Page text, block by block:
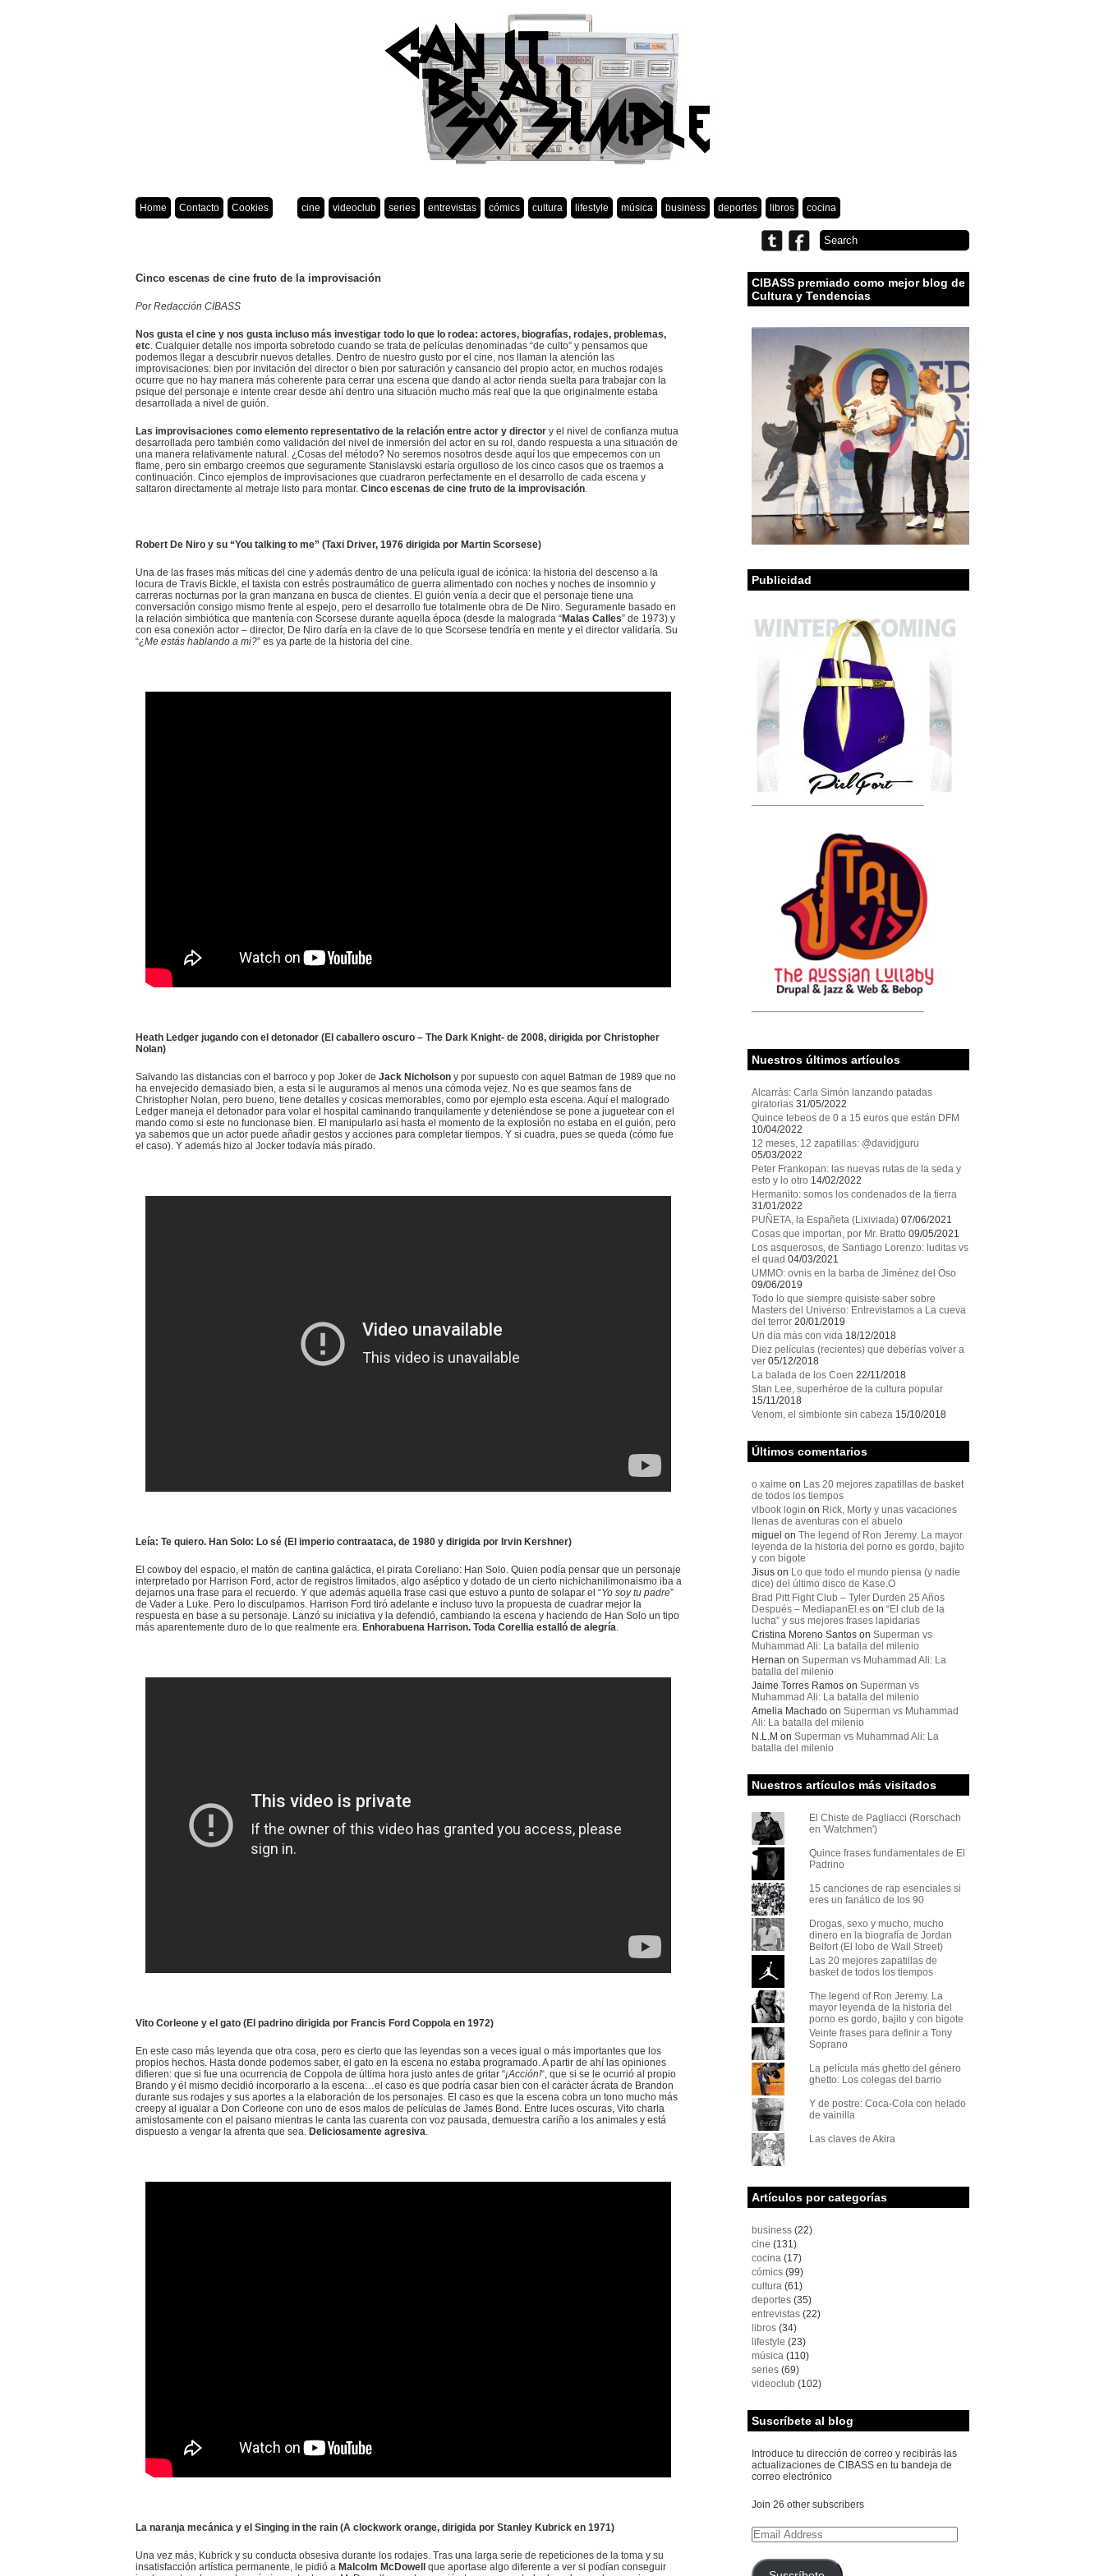
Home Contacto Cookies cine videoclub series entrevistas cómics cultura lifestyle música business deportes libros cocina
Cinco escenas de cine fruto de la improvisación
Por Redacción CIBASS
Nos gusta el cine y nos gusta incluso más investigar todo lo que lo rodea: actores, biografías, rodajes, problemas,
etc. Cualquier detalle nos importa sobretodo cuando se trata de películas denominadas “de culto” y pensamos que
podemos llegar a descubrir nuevos detalles. Dentro de nuestro gusto por el cine, nos llaman la atención las
improvisaciones: bien por invitación del director o bien por saturación y cansancio del propio actor, en muchos rodajes
ocurre que no hay manera más coherente para cerrar una escena que dando al actor rienda suelta para trabajar con la
psique del personaje e intente crear desde ahí dentro una situación mucho más real que la que originalmente estaba
desarrollada a nivel de guión.
Las improvisaciones como elemento representativo de la relación entre actor y directory el nivel de confianza mutua
desarrollada pero también como validación del nivel de inmersión del actor en su rol, dando respuesta a una situación de
una manera relativamente natural. ¿Cosas del método? No seremos nosotros desde aquí los que empecemos con un
flame, pero sin embargo creemos que seguramente Stanislavski estaría orgulloso de los cinco casos que os traemos a
continuación. Cinco ejemplos de improvisaciones que cuadraron perfectamente en el desarrollo de cada escena y
saltaron directamente al metraje listo para montar. Cinco escenas de cine fruto de la improvisación.
Robert De Niro y su “You talking to me” (Taxi Driver, 1976 dirigida por Martin Scorsese)
Una de las frases más míticas del cine y además dentro de una película igual de icónica: la historia del descenso a la
locura de Travis Bickle, el taxista con estrés postraumático de guerra alimentado con noches y noches de insomnio y
carreras nocturnas por la gran manzana en busca de clientes. El guión venía a decir que el personaje tiene una
conversación consigo mismo frente al espejo, pero el desarrollo fue totalmente obra de De Niro. Seguramente basado en
la relación simbiótica que mantenía con Scorsese durante aquella época (desde la malograda “Malas Calles” de 1973) y
con esa conexión actor – director, De Niro daría en la clave de lo que Scorsese tendría en mente y el director validaría. Su
“¿Me estás hablando a mi?” es ya parte de la historia del cine.
Heath Ledger jugando con el detonador (El caballero oscuro – The Dark Knight- de 2008, dirigida por Christopher
Nolan)
Salvando las distancias con el barroco y pop Joker de Jack Nicholsony por supuesto con aquel Batman de 1989 que no
ha envejecido demasiado bien, a esta si le auguramos al menos una cómoda vejez. No es que seamos fans de
Christopher Nolan, pero bueno, tiene detalles y cosicas memorables, como por ejemplo esta escena. Aquí el malogrado
Ledger maneja el detonador para volar el hospital caminando tranquilamente y deteniéndose se pone a juguetear con el
mando como si este no funcionase bien. El manipularlo así hasta el momento de la explosión no estaba en el guión, pero
ya sabemos que un actor puede añadir gestos y acciones para completar tiempos. Y si cuadra, pues se queda (cómo fue
el caso). Y además hizo al Jocker todavía más pirado.
Leía: Te quiero. Han Solo: Lo sé (El imperio contraataca, de 1980 y dirigida por Irvin Kershner)
El cowboy del espacio, el matón de cantina galáctica, el pirata Coreliano: Han Solo. Quien podía pensar que un personaje
interpretado por Harrison Ford, actor de registros limitados, algo aséptico y dotado de un cierto nichichanilimonaismo iba a
dejarnos una frase para el recuerdo. Y que además aquella frase casi que estuvo a punto de solapar el “Yo soy tu padre”
de Vader a Luke. Pero lo disculpamos. Harrison Ford tiró adelante e incluso tuvo la propuesta de cuadrar mejor la
respuesta en base a su personaje. Lanzó su iniciativa y la defendió, cambiando la escena y haciendo de Han Solo un tipo
más aparentemente duro de lo que realmente era. Enhorabuena Harrison. Toda Corellia estalló de alegría.
Vito Corleone y el gato (El padrino dirigida por Francis Ford Coppola en 1972)
En este caso más leyenda que otra cosa, pero es cierto que las leyendas son a veces igual o más importantes que los
propios hechos. Hasta donde podemos saber, el gato en la escena no estaba programado. A partir de ahí las opiniones
difieren: que si fue una ocurrencia de Coppola de última hora justo antes de gritar “¡Acción!“, que si se le ocurrió al propio
Brando y él mismo decidió incorporarlo a la escena…el caso es que podría casar bien con el carácter ácrata de Brandon
durante sus rodajes y sus aportes a la elaboración de los personajes. El caso es que la escena cobra un tono mucho más
creepy al igualar a Don Corleone con uno de esos malos de películas de James Bond. Entre luces oscuras, Vito charla
amistosamente con el paisano mientras le canta las cuarenta con voz pausada, demuestra cariño a los animales y está
dispuesto a vengar la afrenta que sea. Deliciosamente agresiva.
La naranja mecánica y el Singing in the rain (A clockwork orange, dirigida por Stanley Kubrick en 1971)
Una vez más, Kubrick y su conducta obsesiva durante los rodajes. Tras una larga serie de repeticiones de la toma y su
insatisfacción artística permanente, le pidió a Malcolm McDowell
que aportase algo diferente a ver si podían conseguir
CIBASS premiado como mejor blog de
Cultura y Tendencias
Publicidad
Nuestros últimos artículos
Alcarràs: Carla Simón lanzando patadas
giratorias 31/05/2022
Quince tebeos de 0 a 15 euros que están DFM
10/04/2022
12 meses, 12 zapatillas: @davidjguru
05/03/2022
Peter Frankopan: las nuevas rutas de la seda y
esto y lo otro 14/02/2022
Hermanito: somos los condenados de la tierra
31/01/2022
PUÑETA, la Españeta (Lixiviada) 07/06/2021
Cosas que importan, por Mr. Bratto 09/05/2021
Los asquerosos, de Santiago Lorenzo: luditas vs
el quad 04/03/2021
UMMO: ovnis en la barba de Jiménez del Oso
09/06/2019
Todo lo que siempre quisiste saber sobre
Masters del Universo: Entrevistamos a La cueva
del terror 20/01/2019
Un día más con vida 18/12/2018
Diez películas (recientes) que deberías volver a
ver 05/12/2018
La balada de los Coen 22/11/2018
Stan Lee, superhéroe de la cultura popular
15/11/2018
Venom, el simbionte sin cabeza 15/10/2018
Últimos comentarios
o xaime on Las 20 mejores zapatillas de basket
de todos los tiempos
vlbook login on Rick, Morty y unas vacaciones
llenas de aventuras con el abuelo
miguel on The legend of Ron Jeremy. La mayor
leyenda de la historia del porno es gordo, bajito
y con bigote
Jisuson Lo que todo el mundo piensa (y nadie
dice) del último disco de Kase.O
Brad Pitt Fight Club – Tyler Durden 25 Años
Después – MediapanEl.eson “El club de la
lucha” y sus mejores frases lapidarias
Cristina Moreno Santoson Superman vs
Muhammad Ali: La batalla del milenio
Hernan on Superman vs Muhammad Ali: La
batalla del milenio
Jaime Torres Ramoson Superman vs
Muhammad Ali: La batalla del milenio
Amelia Machadoon Superman vs Muhammad
Ali: La batalla del milenio
N.L.M on Superman vs Muhammad Ali: La
batalla del milenio
Nuestros artículos más visitados
El Chiste de Pagliacci (Rorschach
en 'Watchmen')
Quince frases fundamentales de El
Padrino
15 canciones de rap esenciales si
eres un fanático de los 90
Drogas, sexo y mucho, mucho
dinero en la biografía de Jordan
Belfort (El lobo de Wall Street)
Las 20 mejores zapatillas de
basket de todos los tiempos
The legend of Ron Jeremy. La
mayor leyenda de la historia del
porno es gordo, bajito y con bigote
Veinte frases para definir a Tony
Soprano
La película más ghetto del género
ghetto: Los colegas del barrio
Y de postre: Coca-Cola con helado
de vainilla
Las claves de Akira
Artículos por categorías
business(22)
cine (131)
cocina(17)
cómics(99)
cultura(61)
deportes(35)
entrevistas(22)
libros(34)
lifestyle (23)
música(110)
series(69)
videoclub (102)
Suscríbete al blog
Introduce tu dirección de correo y recibirás las
actualizaciones de CIBASS en tu bandeja de
correo electrónico
Join 26 other subscribers
Email
Address